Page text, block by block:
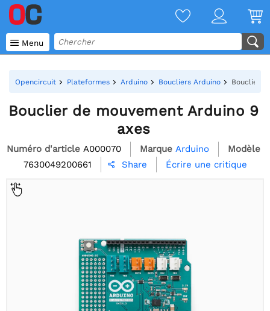
 Menu
Opencircuit Plateformes Arduino Boucliers Arduino Bouclier
Bouclier de mouvement Arduino 9
axes
Numéro d'article A000070 Marque Arduino
Modèle
7630049200661
 Share Écrire une critique